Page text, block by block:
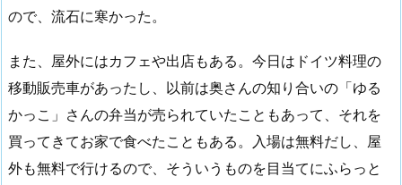
ので、流石に寒かった。
また、屋外にはカフェや出店もある。今日はドイツ料理の
移動販売車があったし、以前は奥さんの知り合いの「ゆる
かっこ」さんの弁当が売られていたこともあって、それを
買ってきてお家で食べたこともある。入場は無料だし、屋
外も無料で行けるので、そういうものを目当てにふらっと